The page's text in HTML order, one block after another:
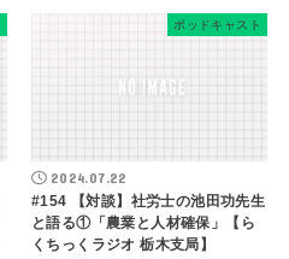
ポッドキャスト
2024.07.22
#154 【対談】社労士の池田功先生
と語る①「農業と人材確保」【ら
くちっくラジオ 栃木支局】